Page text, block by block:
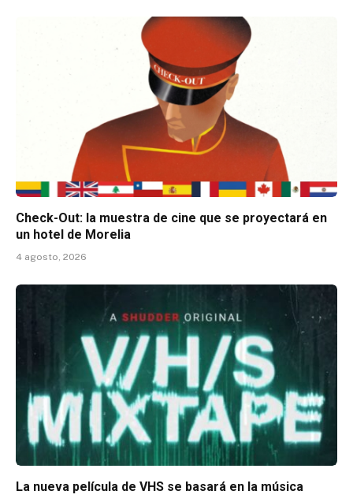
Check-Out: la muestra de cine que se proyectará en
un hotel de Morelia
4 agosto, 2026
La nueva película de VHS se basará en la música